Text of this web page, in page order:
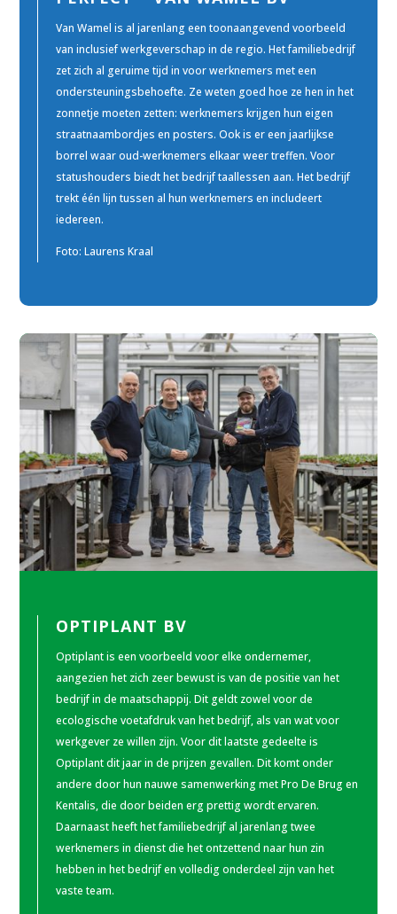
Van Wamel is al jarenlang een toonaangevend voorbeeld
van inclusief werkgeverschap in de regio. Het familiebedrijf
zet zich al geruime tijd in voor werknemers met een
ondersteuningsbehoefte. Ze weten goed hoe ze hen in het
zonnetje moeten zetten: werknemers krijgen hun eigen
straatnaambordjes en posters. Ook is er een jaarlijkse
borrel waar oud-werknemers elkaar weer treffen. Voor
statushouders biedt het bedrijf taallessen aan. Het bedrijf
trekt één lijn tussen al hun werknemers en includeert
iedereen.
Foto:Laurens Kraal
OPTIPLANT BV
Optiplant is een voorbeeld voor elke ondernemer,
aangezien het zich zeer bewust is van de positie van het
bedrijf in de maatschappij. Dit geldt zowel voor de
ecologische voetafdruk van het bedrijf, als van wat voor
werkgever ze willen zijn. Voor dit laatste gedeelte is
Optiplant dit jaar in de prijzen gevallen. Dit komt onder
andere door hun nauwe samenwerking met Pro De Brug en
Kentalis, die door beiden erg prettig wordt ervaren.
Daarnaast heeft het familiebedrijf al jarenlang twee
werknemers in dienst die het ontzettend naar hun zin
hebben in het bedrijf en volledig onderdeel zijn van het
vaste team.